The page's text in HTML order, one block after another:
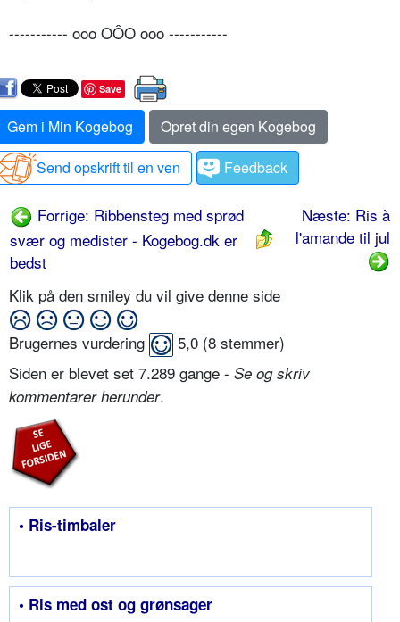
----------- ooo OÔO ooo -----------
Save
Gem i Min Kogebog
Opret din egen Kogebog
Send opskrift til en ven
Feedback
Forrige: Ribbensteg med sprød
svær og medister - Kogebog.dk er
bedst
Næste: Ris à
l'amande til jul
Klik på den smiley du vil give denne side
Brugernes vurdering 5,0 (8 stemmer)
Siden er blevet set 7.289 gange - Se og skriv
kommentarer herunder.
• Ris-timbaler
• Ris med ost og grønsager